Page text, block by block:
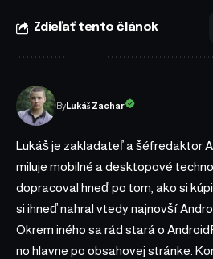
Zdieľať tento článok
ByLukáš Zachar
Lukáš je zakladateľ a šéfredaktor
miluje mobilné a desktopové
dopracoval hneď po tom, ako si
si ihneď nahral vtedy najnovší
Okrem iného sa rád stará o
no hlavne po obsahovej stránke.